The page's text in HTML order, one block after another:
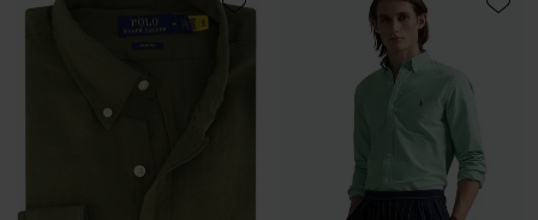
Toevoegen aan favorieten